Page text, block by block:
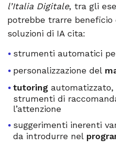
l’Italia Digitale, tra gli
potrebbe trarre beneficio
soluzioni di IA cita:
strumenti automatici
personalizzazione del
tutoring automatizzato,
strumenti di
l’attenzione
suggerimenti inerenti
da introdurre nel